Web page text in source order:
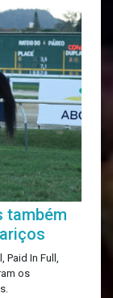
também
In Full,
os